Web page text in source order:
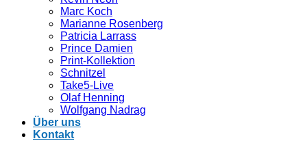
Marc Koch
Marianne Rosenberg
Patricia Larrass
Prince Damien
Print-Kollektion
Schnitzel
Take5-Live
Olaf Henning
Wolfgang Nadrag
Über uns
Kontakt